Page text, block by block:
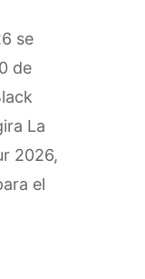
se
de
La
2026,
el